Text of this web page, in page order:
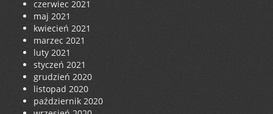
czerwiec 2021
maj 2021
kwiecień 2021
marzec 2021
luty 2021
styczeń 2021
grudzień 2020
listopad 2020
październik 2020